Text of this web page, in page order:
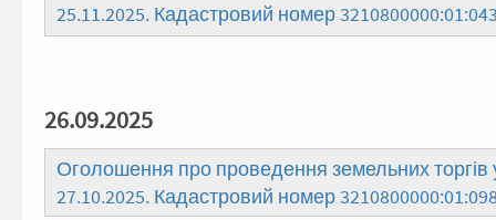
25.11.2025. Кадастровий номер
26.09.2025
Оголошення про проведення земельних
27.10.2025. Кадастровий номер